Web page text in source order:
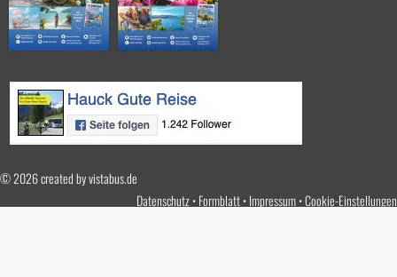
© 2026 created byvistabus.de
Datenschutz Formblatt Impressum Cookie-Einstellungen